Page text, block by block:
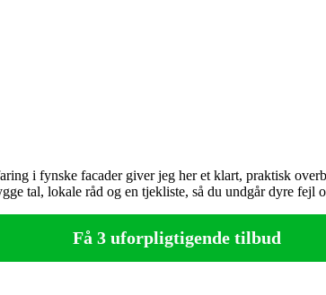
i fynske facader giver jeg her et klart, praktisk
tal, lokale råd og en tjekliste, så du undgår dyre fejl
Få 3 uforpligtigende tilbud